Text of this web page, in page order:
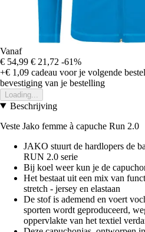
Vanaf
€ 54,99 € 21,72 -61%
+€ 1,09 cadeau voor je volgende
bevestiging van je bestelling
Loading...
Beschrijving
Veste Jako femme à capuche Run 2.0
JAKO stuurt de hardlopers de
RUN 2.0 serie
Bij koel weer kun je de
Het bestaat uit een mix van
stretch - jersey en elastaan
De stof is ademend en voert
sporten wordt geproduceerd,
oppervlakte van het textiel